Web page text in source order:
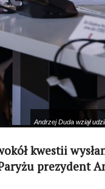
Andrzej Duda wziął
kwestii
prezydent